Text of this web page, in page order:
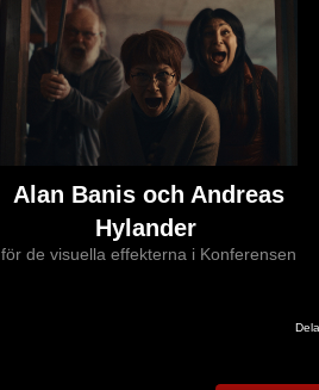
Alan Banis och Andreas
Hylander
för de visuella effekterna i Konferensen